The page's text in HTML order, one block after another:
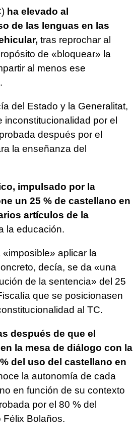
ha elevado al
de las lenguas en las
tras reprochar al
de «bloquear» la
al menos ese
del Estado y la Generalitat,
por el
después por el
la enseñanza del
impulsado por la
un 25 % de castellano en
artículos de la
la educación.
aplicar la
decía, se da «una
de la sentencia» del 25
que se posicionasen
al TC.
después de que el
la mesa de diálogo con la
del uso del castellano en
la autonomía de cada
en función de su contexto
por el 80 % del
Félix Bolaños.